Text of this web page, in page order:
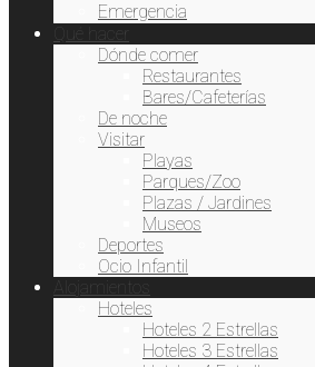
Emergencia
Qué hacer
Dónde comer
Restaurantes
Bares/Cafeterías
De noche
Visitar
Playas
Parques/Zoo
Plazas / Jardines
Museos
Deportes
Ocio Infantil
Alojamientos
Hoteles
Hoteles 2 Estrellas
Hoteles 3 Estrellas